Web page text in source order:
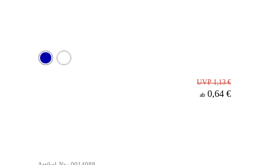
UVP 1,13 €
ab 0,64 €